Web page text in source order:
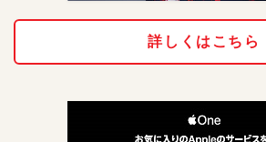
詳しくはこちら